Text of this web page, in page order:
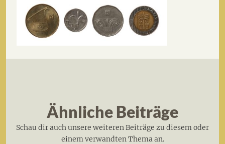
Ähnliche Beiträge
Schau dir auch unsere weiteren Beiträge zu diesem oder
einem verwandten Thema an.